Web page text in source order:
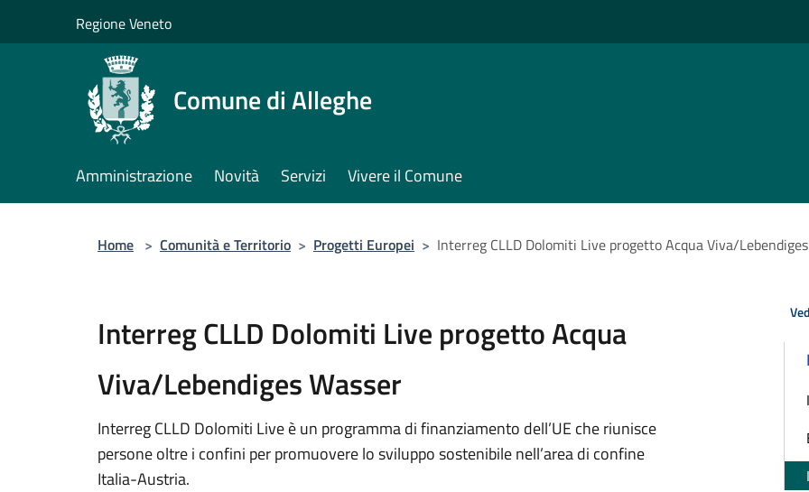
Regione Veneto
Comune di Alleghe
Amministrazione Novità Servizi Vivere il Comune
Home > Comunità e Territorio > Progetti Europei > Interreg CLLD Dolomiti Live progetto Acqua Viva/
Interreg CLLD Dolomiti Live progetto Acqua
Viva/Lebendiges Wasser
Interreg CLLD Dolomiti Live è un programma di finanziamento dell’UE che riunisce
persone oltre i confini per promuovere lo sviluppo sostenibile nell’area di confine
Italia-Austria.